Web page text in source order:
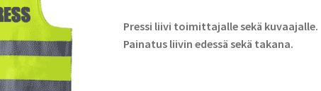
Pressi liivi toimittajalle sekä kuvaajalle.
Painatus liivin edessä sekä takana.